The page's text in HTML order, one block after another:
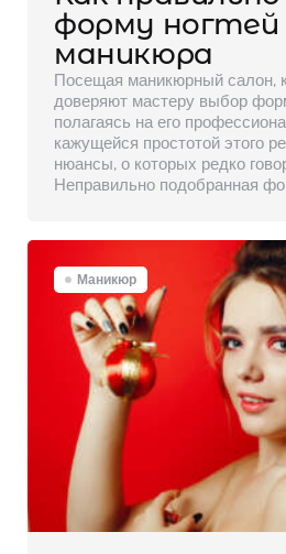
форму ногтей
маникюра
Посещая маникюрный салон,
доверяют мастеру выбор
полагаясь на его
кажущейся простотой этого
нюансы, о которых редко
Неправильно подобранная
Маникюр